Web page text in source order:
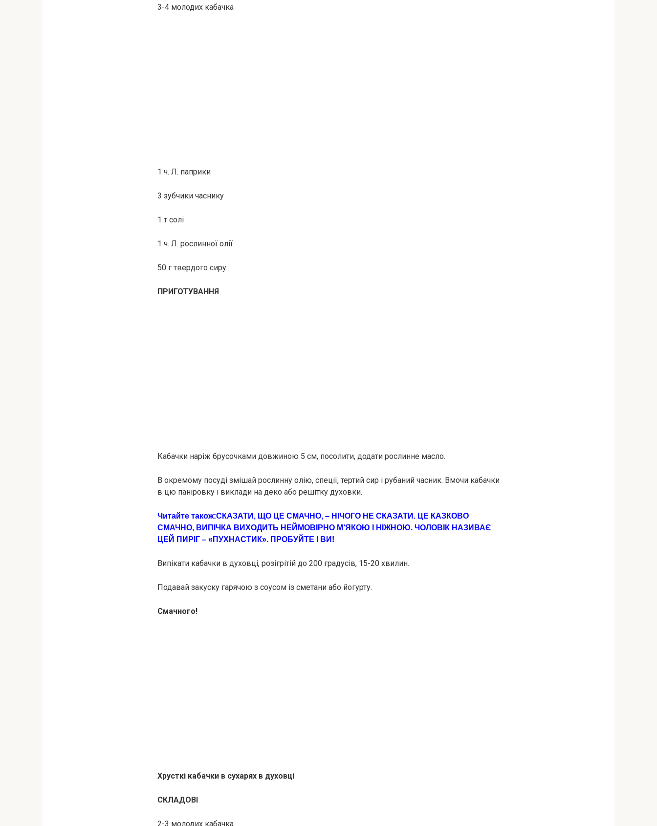
3-4 молодих кабачка
1 ч. Л. паприки
3 зубчики часнику
1 т солі
1 ч. Л. рослинної олії
50 г твердого сиру
ПРИГОТУВАННЯ
Кабачки наріж брусочками довжиною 5 см, посолити, додати рослинне масло.
В окремому посуді змішай рослинну олію, спеції, тертий сир і рубаний часник. Вмочи кабачки
в цю паніровку і виклади на деко або решітку духовки.
Читайте також:СКАЗАТИ, ЩО ЦЕ СМАЧНО, – НІЧОГО НЕ СКАЗАТИ. ЦЕ КАЗКОВО
СМАЧНО, ВИПІЧКА ВИХОДИТЬ НЕЙМОВІРНО М’ЯКОЮ І НІЖНОЮ. ЧОЛОВІК НАЗИВАЄ
ЦЕЙ ПИРІГ – «ПУХНАСТИК». ПРOБУЙТЕ І ВИ!
Випікати кабачки в духовці, розігрітій до 200 градусів, 15-20 хвилин.
Подавай закуску гарячою з соусом із сметани або йогурту.
Смачного!
Хрусткі кабачки в сухарях в духовці
СКЛАДОВІ
2-3 молодих кабачка